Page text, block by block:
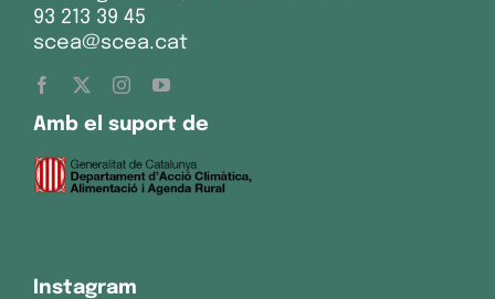
93 213 39 45
scea@scea.cat
Amb el suport de
Instagram